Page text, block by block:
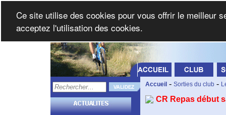
Accueil - Sorties du club -
CR Repas début
Ce site utilise des cookies pour vous offrir le meilleur
acceptez l'utilisation des cookies.